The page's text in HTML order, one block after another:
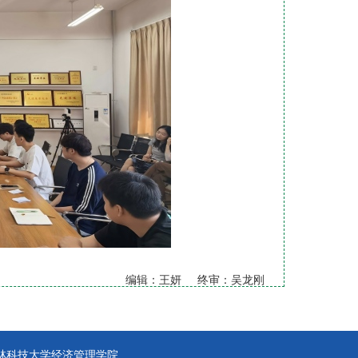
编辑：王妍 终审：吴龙刚
科技大学经济管理学院